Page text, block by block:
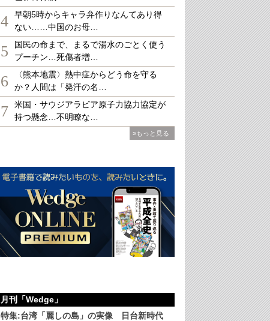
4
早朝5時からキャラ弁作りなんてあり得
ない……中国のお母…
5
国民の命まで、まるで湯水のごとく使う
プーチン…死傷者増…
6
〈熊本地震〉熱中症からどう命を守る
か？人間は「発汗の名…
7
米国・サウジアラビア原子力協力協定が
持つ懸念…不明瞭な…
»もっと見る
月刊「Wedge」
特集:台湾「麗しの島」の実像 日台新時代